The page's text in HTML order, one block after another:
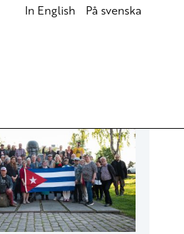
In English På svenska